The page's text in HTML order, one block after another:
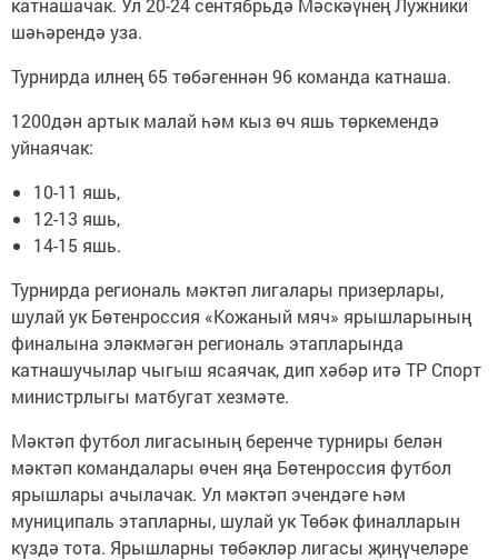
катнашачак. Ул 20-24 сентябрьдә Мәскәүнең Лужники
шәһәрендә уза.
Турнирда илнең 65 төбәгеннән 96 команда катнаша.
1200дән артык малай һәм кыз өч яшь төркемендә
уйнаячак:
10-11 яшь,
12-13 яшь,
14-15 яшь.
Турнирда региональ мәктәп лигалары призерлары,
шулай ук Бөтенроссия «Кожаный мяч» ярышларының
финалына эләкмәгән региональ этапларында
катнашучылар чыгыш ясаячак, дип хәбәр итә ТР Спорт
министрлыгы матбугат хезмәте.
Мәктәп футбол лигасының беренче турниры белән
мәктәп командалары өчен яңа Бөтенроссия футбол
ярышлары ачылачак. Ул мәктәп эчендәге һәм
муниципаль этапларны, шулай ук Төбәк финалларын
күздә тота. Ярышларны төбәкләр лигасы җиңүчеләре